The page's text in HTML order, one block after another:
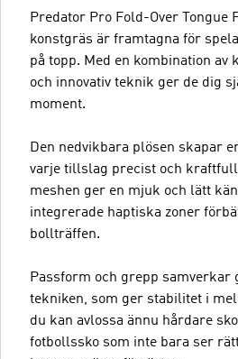
Predator Pro Fold-Over Tongue
konstgräs är framtagna för
på topp. Med en kombination
och innovativ teknik ger de dig
moment.
Den nedvikbara plösen skapar
varje tillslag precist och
meshen ger en mjuk och lätt
integrerade haptiska zoner
bollträffen.
Passform och grepp samverkar
tekniken, som ger stabilitet i
du kan avlossa ännu hårdare
fotbollssko som inte bara ser